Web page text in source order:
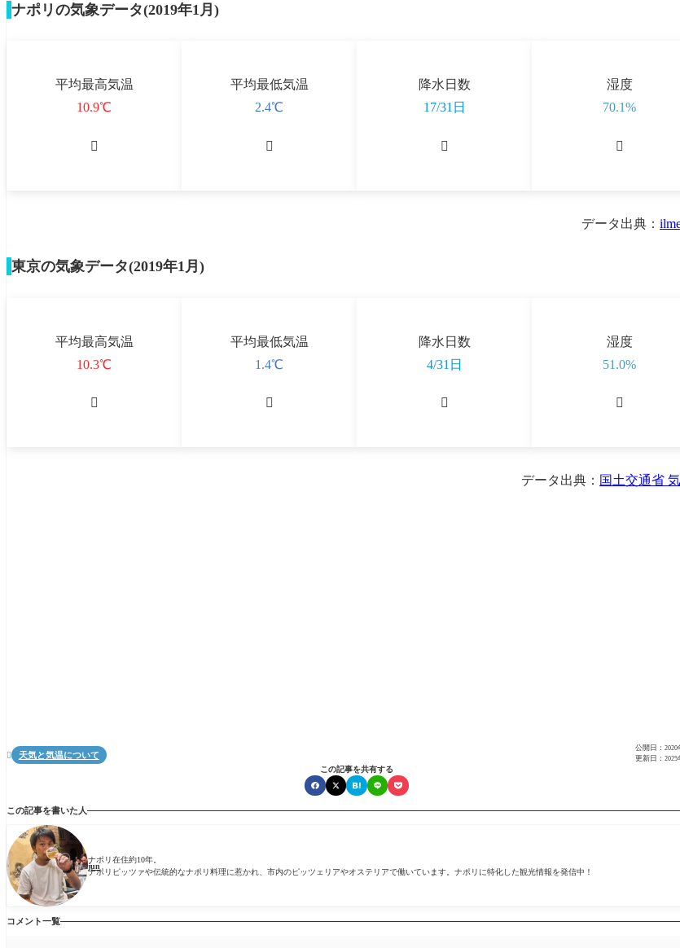
ナポリの気象データ(2019年1月)
平均最高気温
10.9℃

平均最低気温
2.4℃

降水日数
17/31日

湿度
70.1%

データ出典：
東京の気象データ(2019年1月)
平均最高気温
10.3℃

平均最低気温
1.4℃

降水日数
4/31日

湿度
51.0%

データ出典： 国土交通省
 天気と気温について
公開日： 2020
更新日： 2025
この記事を共有する
この記事を書いた人
jun
ナポリ在住約10年。
ナポリピッツァや伝統的なナポリ料理に惹かれ、市内のピッツェリアやオステリアで働いています。ナポリに特化した観光情報を発信中！
コメント一覧